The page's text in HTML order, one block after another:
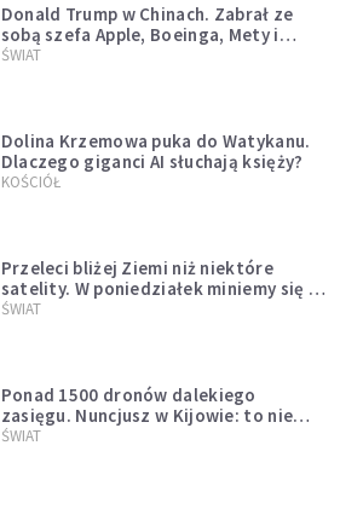
Donald Trump w Chinach. Zabrał ze
sobą szefa Apple, Boeinga, Mety i
Muska
ŚWIAT
Dolina Krzemowa puka do Watykanu.
Dlaczego giganci AI słuchają księży?
KOŚCIÓŁ
Przeleci bliżej Ziemi niż niektóre
satelity. W poniedziałek miniemy się z
asteroidą, która poprzedzi znacznie
ŚWIAT
Ponad 1500 dronów dalekiego
zasięgu. Nuncjusz w Kijowie: to nie
wygląda na wolę zakończenia wojny
ŚWIAT